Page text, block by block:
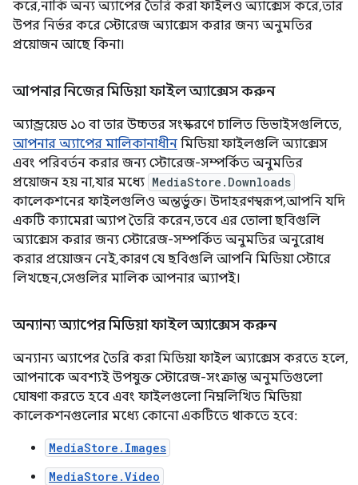
করে, নাকি অন্য অ্যাপের তৈরি করা ফাইলও অ্যাক্সেস করে, তার
উপর নির্ভর করে স্টোরেজ অ্যাক্সেস করার জন্য অনুমতির
প্রয়োজন আছে কিনা।
আপনার নিজের মিডিয়া ফাইল অ্যাক্সেস করুন
অ্যান্ড্রয়েড ১০ বা তার উচ্চতর সংস্করণে চালিত ডিভাইসগুলিতে,
আপনার অ্যাপের মালিকানাধীন মিডিয়া ফাইলগুলি অ্যাক্সেস
এবং পরিবর্তন করার জন্য স্টোরেজ-সম্পর্কিত অনুমতির
প্রয়োজন হয় না, যার মধ্যে MediaStore.Downloads
কালেকশনের ফাইলগুলিও অন্তর্ভুক্ত। উদাহরণস্বরূপ, আপনি যদি
একটি ক্যামেরা অ্যাপ তৈরি করেন, তবে এর তোলা ছবিগুলি
অ্যাক্সেস করার জন্য স্টোরেজ-সম্পর্কিত অনুমতির অনুরোধ
করার প্রয়োজন নেই, কারণ যে ছবিগুলি আপনি মিডিয়া স্টোরে
লিখছেন, সেগুলির মালিক আপনার অ্যাপই।
অন্যান্য অ্যাপের মিডিয়া ফাইল অ্যাক্সেস করুন
অন্যান্য অ্যাপের তৈরি করা মিডিয়া ফাইল অ্যাক্সেস করতে হলে,
আপনাকে অবশ্যই উপযুক্ত স্টোরেজ-সংক্রান্ত অনুমতিগুলো
ঘোষণা করতে হবে এবং ফাইলগুলো নিম্নলিখিত মিডিয়া
কালেকশনগুলোর মধ্যে কোনো একটিতে থাকতে হবে:
MediaStore.Images
MediaStore.Video